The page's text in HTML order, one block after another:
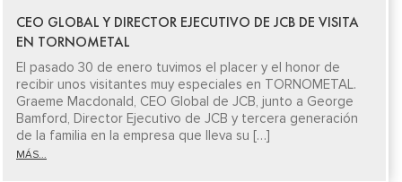
CEO GLOBAL Y DIRECTOR EJECUTIVO DE JCB DE VISITA
EN TORNOMETAL
El pasado 30 de enero tuvimos el placer y el honor de
recibir unos visitantes muy especiales en TORNOMETAL.
Graeme Macdonald, CEO Global de JCB, junto a George
Bamford, Director Ejecutivo de JCB y tercera generación
de la familia en la empresa que lleva su […]
MÁS...